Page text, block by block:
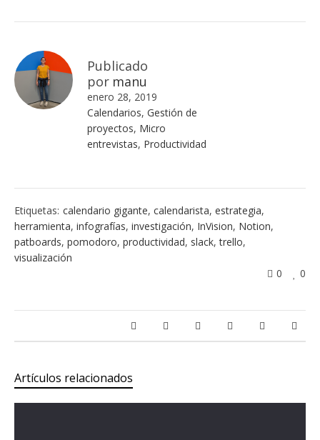
Publicado
por manu
enero 28, 2019
Calendarios, Gestión de
proyectos, Micro
entrevistas, Productividad
Etiquetas: calendario gigante, calendarista, estrategia,
herramienta, infografías, investigación, InVision, Notion,
patboards, pomodoro, productividad, slack,trello,
visualización
0
0
Artículos relacionados